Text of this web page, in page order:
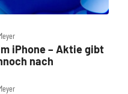
iPhone – Aktie gibt
nach